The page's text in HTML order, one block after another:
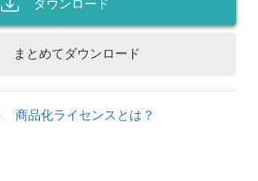
ダウンロード
まとめてダウンロード
商品化ライセンスとは？